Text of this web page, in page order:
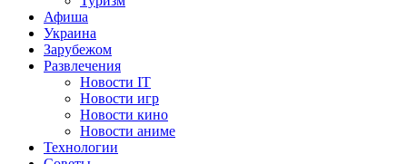
Афиша
Украина
Зарубежом
Развлечения
Новости IT
Новости игр
Новости кино
Новости аниме
Технологии